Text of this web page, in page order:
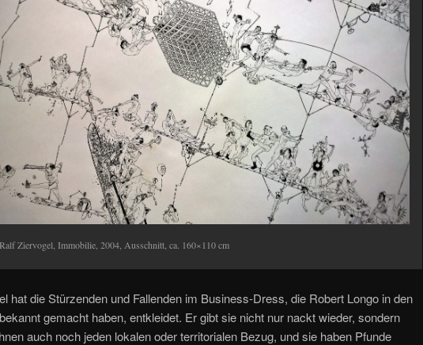
Ralf Ziervogel, Immobilie, 2004, Ausschnitt, ca. 160×110 cm
hat die Stürzenden und Fallenden im Business-Dress, die Robert Longo in den
gemacht haben, entkleidet. Er gibt sie nicht nur nackt wieder, sondern
auch noch jeden lokalen oder territorialen Bezug, und sie haben Pfunde